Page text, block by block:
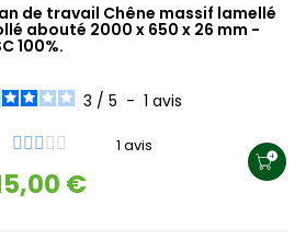
de travail Chêne massif lamellé
abouté 2000 x 650 x 26 mm -
100%.
3 / 5 - 1 avis
1 avis
€